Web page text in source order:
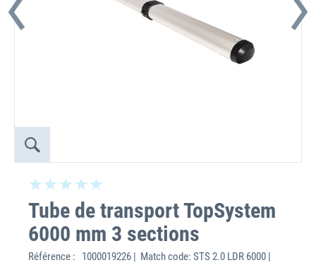
Tube de transport TopSystem
6000 mm 3 sections
Référence :
1000019226 | Match code: STS 2.0 LDR 6000 |